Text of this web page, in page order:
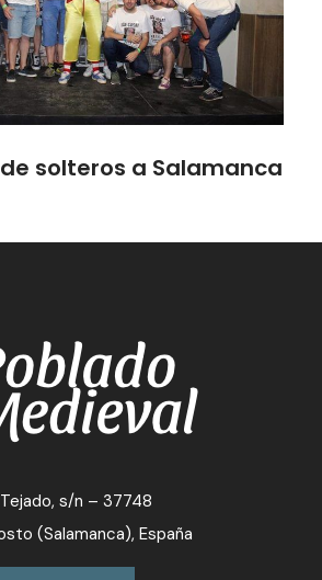
solteros a Salamanca
s/n – 37748
(Salamanca), España